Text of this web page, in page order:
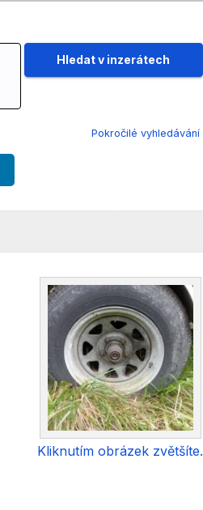
Pokročilé vyhledávání
Kliknutím obrázek zvětšíte.